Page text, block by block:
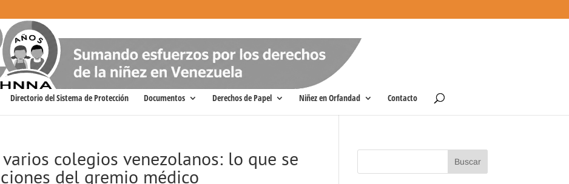
Directorio del Sistema de Protección Documentos Derechos de Papel Niñez en Orfandad Contacto
colegios venezolanos: lo que se
del gremio médico